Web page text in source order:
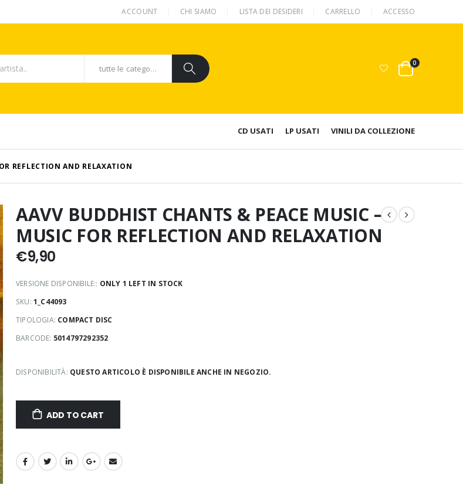
ACCOUNT CHI SIAMO LISTA DEI DESIDERI CARRELLO ACCESSO
tutte le categorie
0
CD USATI LP USATI VINILI DA COLLEZIONE
REFLECTION AND RELAXATION
AAVV BUDDHIST CHANTS & PEACE MUSIC –
MUSIC FOR REFLECTION AND RELAXATION
€9,90
VERSIONE DISPONIBILE:: ONLY 1 LEFT IN STOCK
SKU: 1_C44093
TIPOLOGIA: COMPACT DISC
BARCODE: 5014797292352
DISPONIBILITÀ: QUESTO ARTICOLO È DISPONIBILE ANCHE IN NEGOZIO.
ADD TO CART